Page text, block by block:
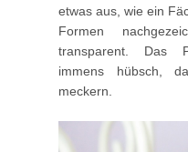
etwas aus, wie ein
Formen
transparent. Das
immens hübsch,
meckern.